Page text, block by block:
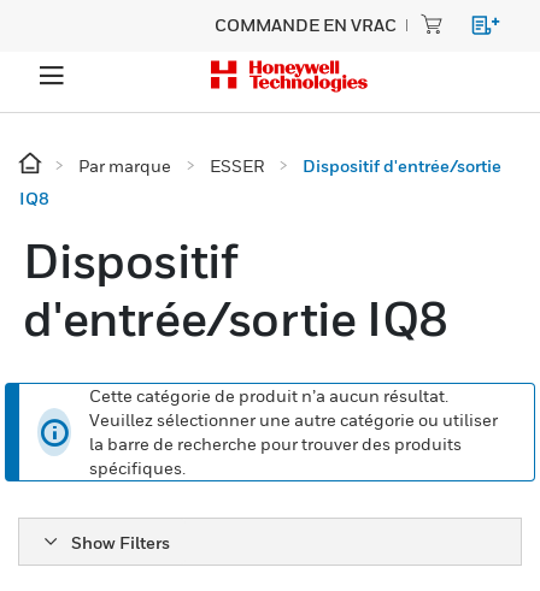
COMMANDE EN VRAC
Par marque ESSER
Dispositif d'entrée/sortie
IQ8
Dispositif
d'entrée/sortie IQ8
Cette catégorie de produit n’a aucun résultat.
Veuillez sélectionner une autre catégorie ou utiliser
la barre de recherche pour trouver des produits
spécifiques.
Show Filters